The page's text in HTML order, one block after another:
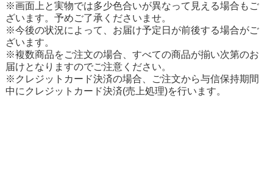
※画面上と実物では多少色合いが異なって見える場合もご
ざいます。予めご了承くださいませ。
※今後の状況によって、お届け予定日が前後する場合がご
ざいます。
※複数商品をご注文の場合、すべての商品が揃い次第のお
届けとなりますのでご注意ください。
※クレジットカード決済の場合、ご注文から与信保持期間
中にクレジットカード決済(売上処理)を行います。